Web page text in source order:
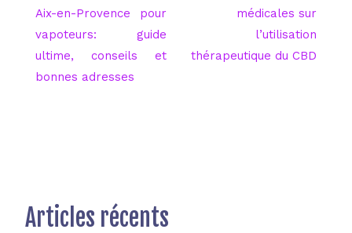
Aix-en-Provence pour
vapoteurs: guide
ultime, conseils et
bonnes adresses
médicales sur
l’utilisation
thérapeutique du CBD
Articles récents